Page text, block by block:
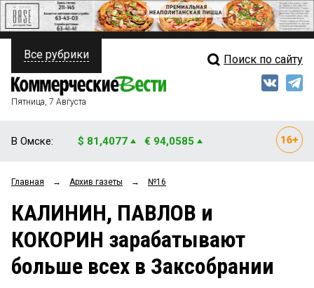
ПОЛИТИКА
ФИНАНСЫ
ОБЩЕСТВО
ЗАКОН
Свежий выпуск
Рейтинги
Блоги
Архив
Все рубрики Поиск по сайту
Пятница, 7 Августа
В Омске: $ 81,4077 € 94,0585
Главная → Архив газеты → №16
КАЛИНИН, ПАВЛОВ и
КОКОРИН зарабатывают
больше всех в Заксобрании